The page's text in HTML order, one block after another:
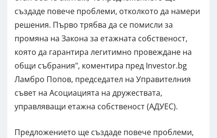
създаде повече проблеми, отколкото да намери
решения. Първо трябва да се помисли за
промяна на Закона за етажната собственост,
която да гарантира легитимно провеждане на
общи събрания", коментира пред Investor.bg
Ламбро Попов, председател на Управителния
съвет на Асоциацията на дружествата,
управляващи етажна собственост (АДУЕС).
Предложението ще създаде повече проблеми,